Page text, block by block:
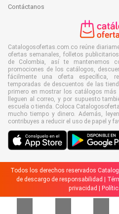
Contáctanos
Catalogosofertas.com.co reúne
ofertas semanales, folletos
de Colombia, así te mantenemos
promociones de los catálogos,
fácilmente una oferta específica,
temporadas de descuentos de las
primero en mostrar los catálogos
lleguen al correo, y por supuesto
escuela o tienda. Coloca
mucho tiempo y dinero. Además,
contribuyes a reducir el uso de papel y
Todos los derechos reservados
de descargo de responsabilidad
privacidad